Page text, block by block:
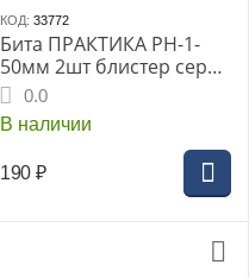
КОД: 33772
Бита ПРАКТИКА РН-1-
50мм 2шт блистер серия
Профи
0.0
В наличии
190 ₽